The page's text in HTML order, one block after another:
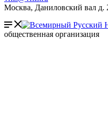
Москва, Даниловский вал д.
общественная организация